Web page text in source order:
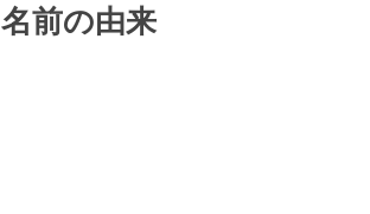
名前の由来